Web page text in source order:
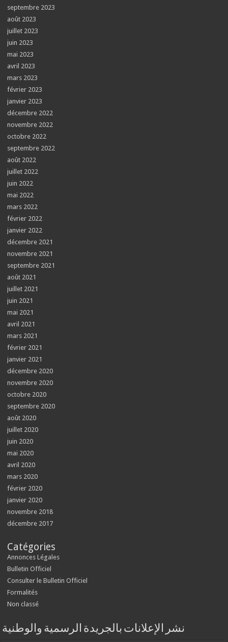
septembre 2023
août 2023
juillet 2023
juin 2023
mai 2023
avril 2023
mars 2023
février 2023
janvier 2023
décembre 2022
novembre 2022
octobre 2022
septembre 2022
août 2022
juillet 2022
juin 2022
mai 2022
mars 2022
février 2022
janvier 2022
décembre 2021
novembre 2021
septembre 2021
août 2021
juillet 2021
juin 2021
mai 2021
avril 2021
mars 2021
février 2021
janvier 2021
décembre 2020
novembre 2020
octobre 2020
septembre 2020
août 2020
juillet 2020
juin 2020
mai 2020
avril 2020
mars 2020
février 2020
janvier 2020
novembre 2018
décembre 2017
Catégories
Annonces Légales
Bulletin Officiel
Consulter le Bulletin Officiel
Formalités
Non classé
نشر الإعلانات بالجريدة الرسمية والوطنية